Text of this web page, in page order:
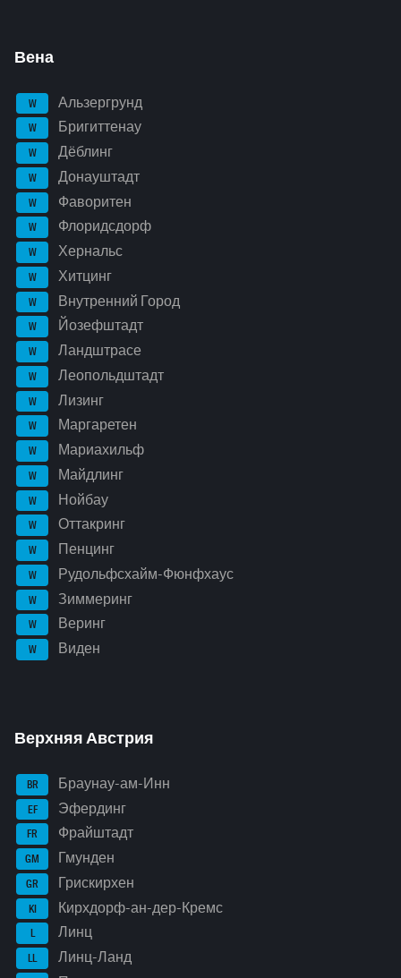
Вена
W Альзергрунд
W Бригиттенау
W Дёблинг
W Донауштадт
W Фаворитен
W Флоридсдорф
W Хернальс
W Хитцинг
W Внутренний Город
W Йозефштадт
W Ландштрасе
W Леопольдштадт
W Лизинг
W Маргаретен
W Мариахильф
W Майдлинг
W Нойбау
W Оттакринг
W Пенцинг
W Рудольфсхайм-Фюнфхаус
W Зиммеринг
W Веринг
W Виден
Верхняя Австрия
BR Браунау-ам-Инн
EF Эфердинг
FR Фрайштадт
GM Гмунден
GR Грискирхен
KI Кирхдорф-ан-дер-Кремс
L Линц
LL Линц-Ланд